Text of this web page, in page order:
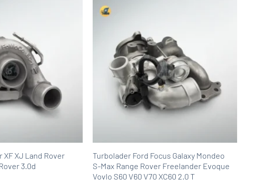
XJ Land Rover
3.0d
Turbolader Ford Focus Galaxy Mondeo
S-Max Range Rover Freelander Evoque
Vovlo S60 V60 V70 XC60 2.0 T